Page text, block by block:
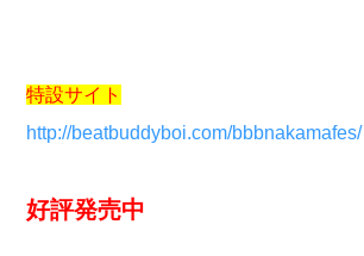
特設サイト
http://beatbuddyboi.com/bbbnakamafes/
好評発売中